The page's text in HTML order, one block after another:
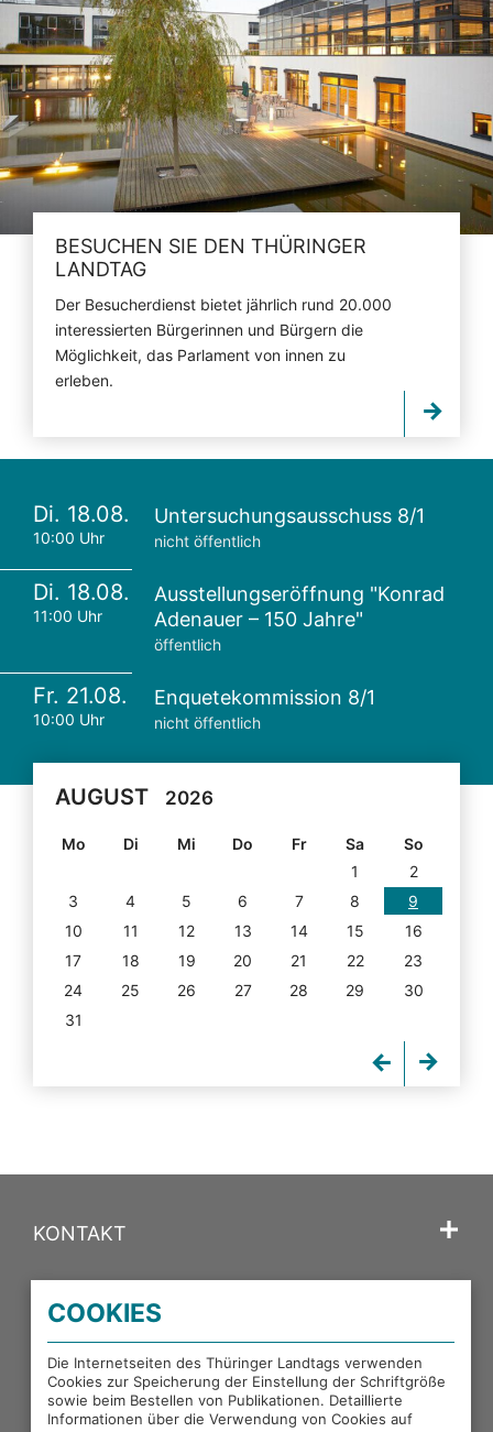
BESUCHEN SIE DEN THÜRINGER
LANDTAG
Der Besucherdienst bietet jährlich rund 20.000
interessierten Bürgerinnen und Bürgern die
Möglichkeit, das Parlament von innen zu
erleben.
Di. 18.08.
10:00 Uhr
Untersuchungsausschuss 8/1
nicht öffentlich
Di. 18.08.
11:00 Uhr
Ausstellungseröffnung "Konrad
Adenauer – 150 Jahre"
öffentlich
Fr. 21.08.
10:00 Uhr
Enquetekommission 8/1
nicht öffentlich
AUGUST 2026
Mo Di Mi Do Fr Sa
So
1
2
3
4 5 6 7 8
9
10
11 12 13 14 15
16
17
18 19 20 21 22
23
24
25 26 27 28 29
30
31
KONTAKT
PORTALE DES THÜRINGER LANDTAGS
EXTERNE LINKS
COOKIES
Die Internetseiten des Thüringer Landtags verwenden
Cookies zur Speicherung der Einstellung der Schriftgröße
sowie beim Bestellen von Publikationen. Detaillierte
Informationen über die Verwendung von Cookies auf